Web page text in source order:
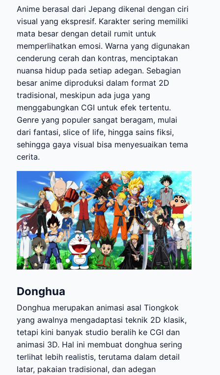
Anime berasal dari Jepang dikenal dengan ciri
visual yang ekspresif. Karakter sering memiliki
mata besar dengan detail rumit untuk
memperlihatkan emosi. Warna yang digunakan
cenderung cerah dan kontras, menciptakan
nuansa hidup pada setiap adegan. Sebagian
besar anime diproduksi dalam format 2D
tradisional, meskipun ada juga yang
menggabungkan CGI untuk efek tertentu.
Genre yang populer sangat beragam, mulai
dari fantasi, slice of life, hingga sains fiksi,
sehingga gaya visual bisa menyesuaikan tema
cerita.
Donghua
Donghua merupakan animasi asal Tiongkok
yang awalnya mengadaptasi teknik 2D klasik,
tetapi kini banyak studio beralih ke CGI dan
animasi 3D. Hal ini membuat donghua sering
terlihat lebih realistis, terutama dalam detail
latar, pakaian tradisional, dan adegan